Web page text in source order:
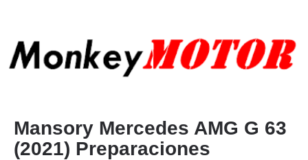
Mansory Mercedes AMG G 63
(2021) Preparaciones